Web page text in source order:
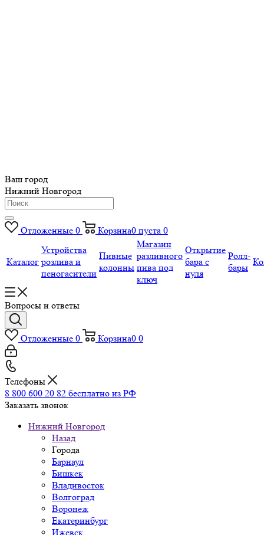
Ваш город
Нижний Новгород
Отложенные 0 Корзина0 пуста 0
Каталог
Устройства
розлива и
пеногасители
Пивные
колонны
Магазин
разливного
пива под
ключ
Открытие
бара с
нуля
Ролл-
бары
Вопросы и ответы
Отложенные 0 Корзина0 0
Телефоны
8 800 600 20 82 бесплатно из РФ
Заказать звонок
Нижний Новгород
Назад
Города
Барнаул
Бишкек
Владивосток
Волгоград
Воронеж
Екатеринбург
Ижевск